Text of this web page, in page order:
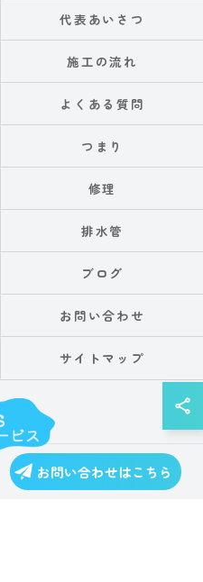
お問い合わせはこちら
代表あいさつ
施工の流れ
よくある質問
つまり
修理
排水管
ブログ
お問い合わせ
サイトマップ
ービス ALL RIGHTS RESERVED.